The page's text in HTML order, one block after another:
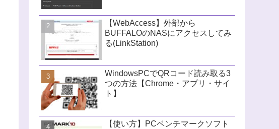
【WebAccess】外部から
BUFFALOのNASにアクセスしてみ
る(LinkStation)
WindowsPCでQRコード読み取る3
つの方法【Chrome・アプリ・サイ
ト】
【使い方】PCベンチマークソフト